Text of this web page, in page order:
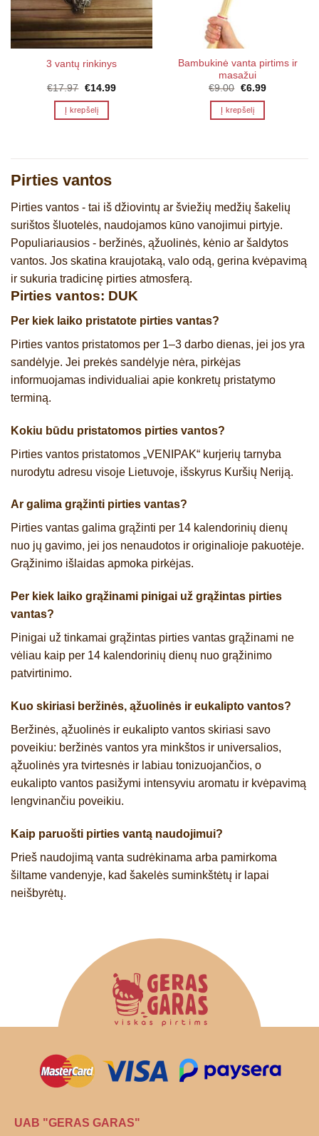
product
page
3 vantų rinkinys
€17.97 Original
was:
€17.97.
€14.99Current
Į krepšelį
Bambukinė vanta pirtims ir
masažui
€9.00 Original
was:
€9.00.
€6.99Current
Į krepšelį
Pirties vantos
Pirties vantos - tai iš džiovintų ar šviežių medžių šakelių
surištos šluotelės, naudojamos kūno vanojimui pirtyje.
Populiariausios - beržinės, ąžuolinės, kėnio ar šaldytos
vantos. Jos skatina kraujotaką, valo odą, gerina kvėpavimą
ir sukuria tradicinę pirties atmosferą.
Pirties vantos: DUK
Per kiek laiko pristatote pirties vantas?
Pirties vantos pristatomos per 1–3 darbo dienas, jei jos yra
sandėlyje. Jei prekės sandėlyje nėra, pirkėjas
informuojamas individualiai apie konkretų pristatymo
terminą.
Kokiu būdu pristatomos pirties vantos?
Pirties vantos pristatomos „VENIPAK“ kurjerių tarnyba
nurodytu adresu visoje Lietuvoje, išskyrus Kuršių Neriją.
Ar galima grąžinti pirties vantas?
Pirties vantas galima grąžinti per 14 kalendorinių dienų
nuo jų gavimo, jei jos nenaudotos ir originalioje pakuotėje.
Grąžinimo išlaidas apmoka pirkėjas.
Per kiek laiko grąžinami pinigai už grąžintas pirties
vantas?
Pinigai už tinkamai grąžintas pirties vantas grąžinami ne
vėliau kaip per 14 kalendorinių dienų nuo grąžinimo
patvirtinimo.
Kuo skiriasi beržinės, ąžuolinės ir eukalipto vantos?
Beržinės, ąžuolinės ir eukalipto vantos skiriasi savo
poveikiu: beržinės vantos yra minkštos ir universalios,
ąžuolinės yra tvirtesnės ir labiau tonizuojančios, o
eukalipto vantos pasižymi intensyviu aromatu ir kvėpavimą
lengvinančiu poveikiu.
Kaip paruošti pirties vantą naudojimui?
Prieš naudojimą vanta sudrėkinama arba pamirkoma
šiltame vandenyje, kad šakelės suminkštėtų ir lapai
neišbyrėtų.
UAB "GERAS GARAS"